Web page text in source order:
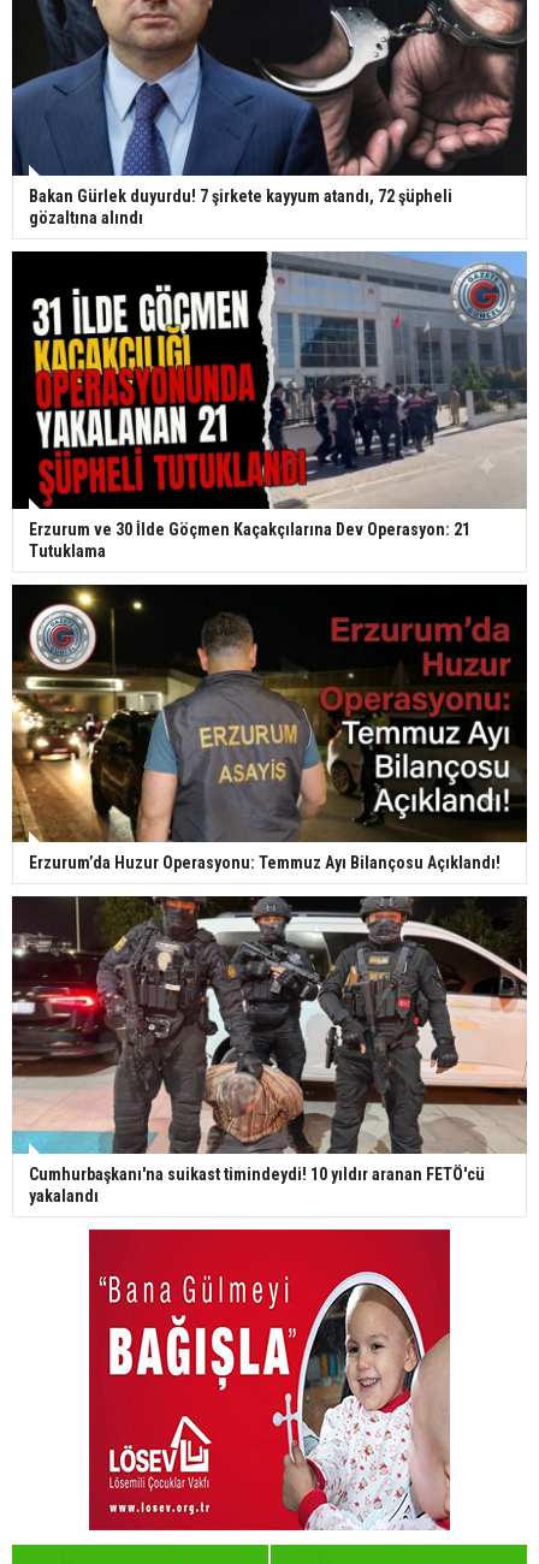
Bakan Gürlek duyurdu! 7 şirkete kayyum atandı, 72 şüpheli
gözaltına alındı
Erzurum ve 30 İlde Göçmen Kaçakçılarına Dev Operasyon: 21
Tutuklama
Erzurum’da Huzur Operasyonu: Temmuz Ayı Bilançosu Açıklandı!
Cumhurbaşkanı'na suikast timindeydi! 10 yıldır aranan FETÖ'cü
yakalandı